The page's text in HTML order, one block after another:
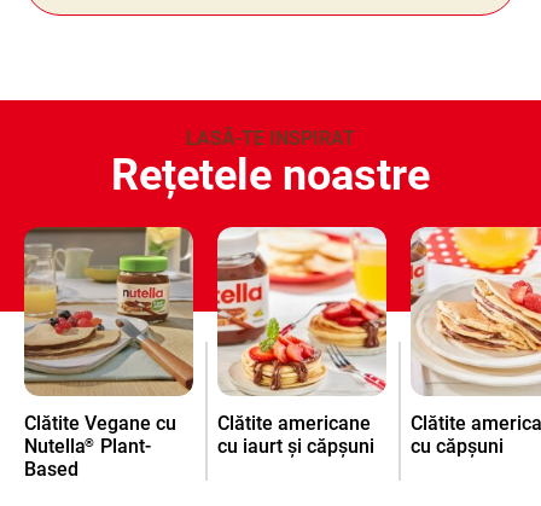
LASĂ-TE INSPIRAT
Rețetele noastre
Clătite Vegane cu
Nutella® Plant-
Based
Clătite americane
cu iaurt și căpșuni
Clătite
cu căpșuni